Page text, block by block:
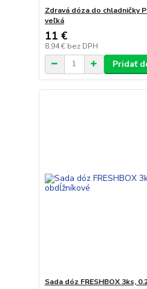
Zdravá dóza do chladničky
veľká
11 €
8,94 € bez DPH
Pridať
Sada dóz FRESHBOX 3ks,